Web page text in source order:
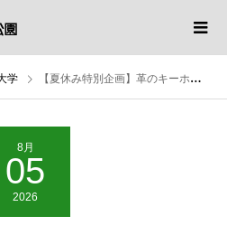
学 【夏休み特別企画】革のキーホルダー＆缶バッジづくり
8月
05
2026